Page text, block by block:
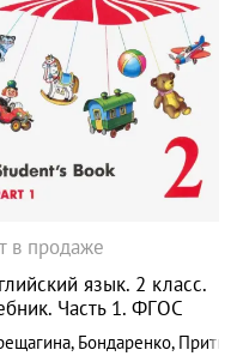
в продаже
язык. 2 класс.
Часть 1. ФГОС
, Бондаренко,